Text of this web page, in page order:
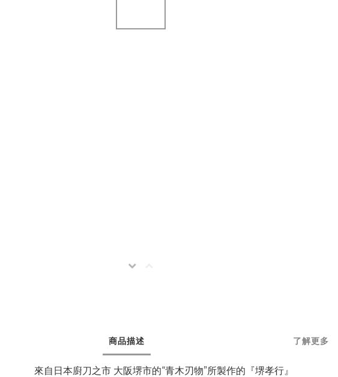
商品描述 了解更多
來自日本廚刀之市 大阪堺市的“青木刃物”所製作的『堺孝行』